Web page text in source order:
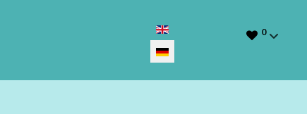
Sprache auswählen 0